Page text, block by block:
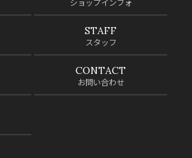
ショップインフォ
STAFF
スタッフ
CONTACT
お問い合わせ